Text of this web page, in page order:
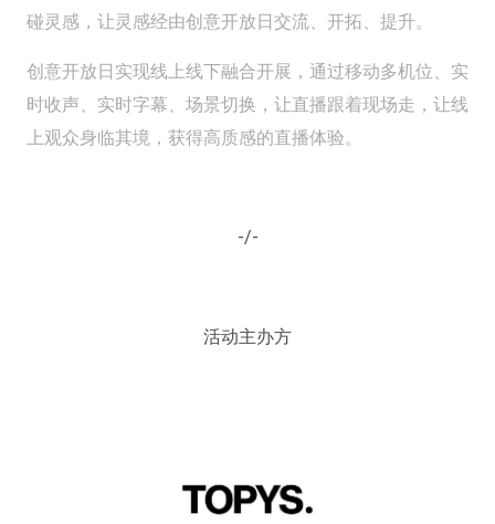
碰灵感，让灵感经由创意开放日交流、开拓、提升。
创意开放日实现线上线下融合开展，通过移动多机位、实
时收声、实时字幕、场景切换，让直播跟着现场走，让线
上观众身临其境，获得高质感的直播体验。
-/-
活动主办方